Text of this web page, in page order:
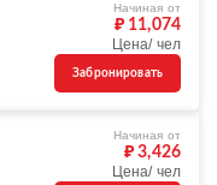
Начиная от
₽ 11,074
Цена/ чел
Забронировать
Начиная от
₽ 3,426
Цена/ чел